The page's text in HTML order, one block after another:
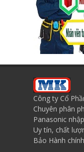
Công ty Cổ
Chuyên phân
Panasonic
Uy tín, chất
Bảo Hành